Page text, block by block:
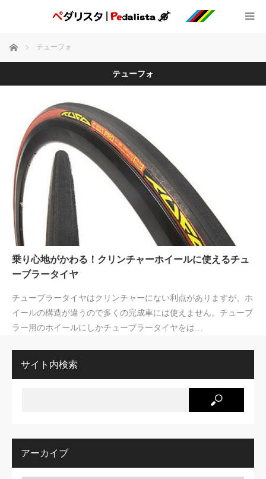
ホーム テューフォ
テューフォ
乗り心地がかわる！クリンチャーホイールに使えるチュ
ーブラータイヤ
チューブラータイヤはクリンチャーにない利点がありますが、ホ
イールの構造が違うので多くの完成車には使えません。チューブ
ラー用のホイールにしかチューブラータイヤをは…
サイト内検索
アーカイブ